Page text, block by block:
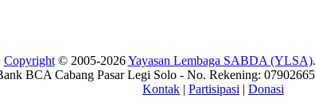
Copyright© 2005-2026Yayasan Lembaga SABDA (YLSA)
BCA Cabang Pasar Legi Solo - No. Rekening:
Kontak | Partisipasi | Donasi